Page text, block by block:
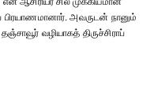
பிரயாணமானார். அவருடன் நானும்
வழியாகத் திருச்சிராப்